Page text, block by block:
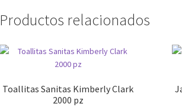
Productos relacionados
Toallitas Sanitas Kimberly Clark
2000 pz